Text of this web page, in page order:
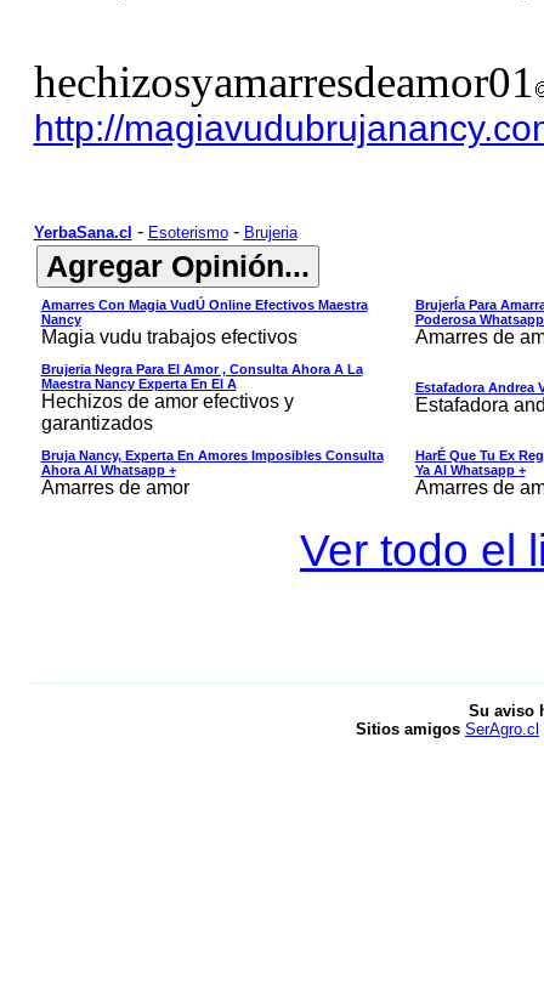
hechizosyamarresdeamor01
http://
YerbaSana.cl - Esoterismo- Brujeria
Amarres Con Magia VudÚ Online Efectivos Maestra
Nancy
Magia vudu trabajos efectivos
BrujerÍa Para
Poderosa
Amarres de
Brujeria Negra Para El Amor , Consulta Ahora A La
Maestra Nancy Experta En El A
Hechizos de amor efectivos y
garantizados
Estafadora Andrea
Estafadora
Bruja Nancy, Experta En Amores Imposibles Consulta
Ahora Al Whatsapp +
Amarres de amor
HarÉ Que Tu Ex
Ya Al Whatsapp +
Amarres de
Ver todo el
Su aviso
Sitios amigos SerAgro.cl